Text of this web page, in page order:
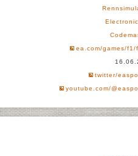
ea.com/games/f1/
twitter/
youtube.com/